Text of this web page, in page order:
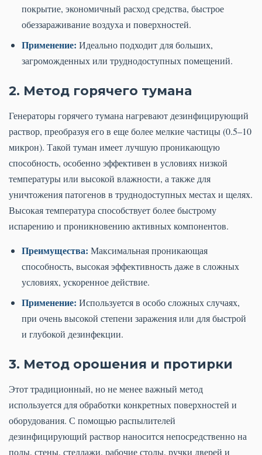
покрытие, экономичный расход средства, быстрое
обеззараживание воздуха и поверхностей.
Применение: Идеально подходит для больших,
загроможденных или труднодоступных помещений.
2. Метод горячего тумана
Генераторы горячего тумана нагревают дезинфицирующий
раствор, преобразуя его в еще более мелкие частицы (0.5–10
микрон). Такой туман имеет лучшую проникающую
способность, особенно эффективен в условиях низкой
температуры или высокой влажности, а также для
уничтожения патогенов в труднодоступных местах и щелях.
Высокая температура способствует более быстрому
испарению и проникновению активных компонентов.
Преимущества: Максимальная проникающая
способность, высокая эффективность даже в сложных
условиях, ускоренное действие.
Применение: Используется в особо сложных случаях,
при очень высокой степени заражения или для быстрой
и глубокой дезинфекции.
3. Метод орошения и протирки
Этот традиционный, но не менее важный метод
используется для обработки конкретных поверхностей и
оборудования. С помощью распылителей
дезинфицирующий раствор наносится непосредственно на
полы, стены, стеллажи, рабочие столы, ручки дверей и